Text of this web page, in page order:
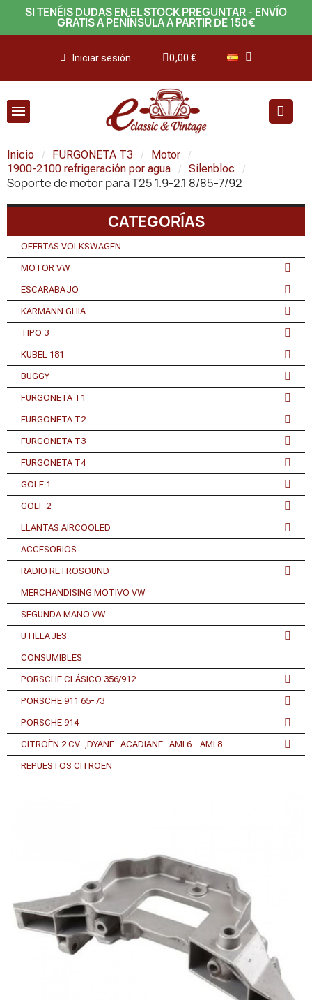
SI TENÉIS DUDAS EN EL STOCK PREGUNTAR - ENVÍO
GRATIS A PENÍNSULA A PARTIR DE 150€
Iniciar sesión 0,00 €
Inicio FURGONETA T3
Motor
1900-2100 refrigeración por agua
Silenbloc
Soporte de motor para T25 1.9-2.1 8/85-7/92
CATEGORÍAS
OFERTAS VOLKSWAGEN
MOTOR VW
ESCARABAJO
KARMANN GHIA
TIPO 3
KUBEL 181
BUGGY
FURGONETA T1
FURGONETA T2
FURGONETA T3
FURGONETA T4
GOLF 1
GOLF 2
LLANTAS AIRCOOLED
ACCESORIOS
RADIO RETROSOUND
MERCHANDISING MOTIVO VW
SEGUNDA MANO VW
UTILLAJES
CONSUMIBLES
PORSCHE CLÁSICO 356/912
PORSCHE 911 65-73
PORSCHE 914
CITROËN 2 CV-,DYANE- ACADIANE- AMI 6 - AMI 8
REPUESTOS CITROEN